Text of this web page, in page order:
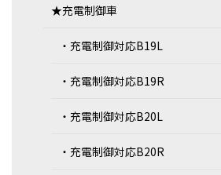
★充電制御車
・充電制御対応B19L
・充電制御対応B19R
・充電制御対応B20L
・充電制御対応B20R